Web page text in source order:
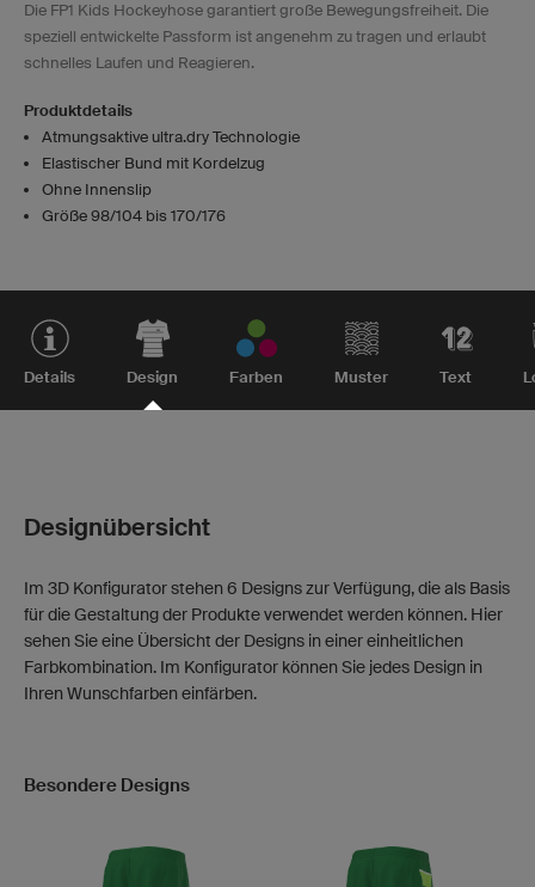
Die FP1 Kids Hockeyhose garantiert große Bewegungsfreiheit. Die
speziell entwickelte Passform ist angenehm zu tragen und erlaubt
schnelles Laufen und Reagieren.
Produktdetails
Atmungsaktive ultra.dry Technologie
Elastischer Bund mit Kordelzug
Ohne Innenslip
Größe 98/104 bis 170/176
Details Design Farben Muster Text
Designübersicht
Im 3D Konfigurator stehen 6 Designs zur Verfügung, die als Basis
für die Gestaltung der Produkte verwendet werden können. Hier
sehen Sie eine Übersicht der Designs in einer einheitlichen
Farbkombination. Im Konfigurator können Sie jedes Design in
Ihren Wunschfarben einfärben.
Besondere Designs